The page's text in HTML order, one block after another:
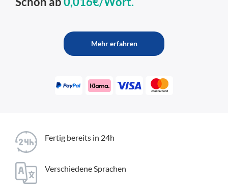
Mehr erfahren
Fertig bereits in 24h
Verschiedene Sprachen